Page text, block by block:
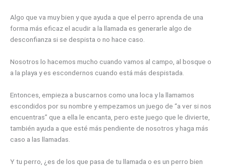
Algo que va muy bien y que ayuda a que el perro aprenda de una
forma más eficaz el acudir a la llamada es generarle algo de
desconfianza si se despista o no hace caso.
Nosotros lo hacemos mucho cuando vamos al campo, al bosque o
a la playa y es escondernos cuando está más despistada.
Entonces, empieza a buscarnos como una loca y la llamamos
escondidos por su nombre y empezamos un juego de “a ver si nos
encuentras” que a ella le encanta, pero este juego que le divierte,
también ayuda a que esté más pendiente de nosotros y haga más
caso a las llamadas.
Y tu perro, ¿es de los que pasa de tu llamada o es un perro bien